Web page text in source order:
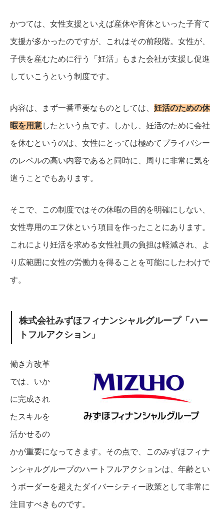
かつては、女性支援といえば産休や育休といった子育て
支援が多かったのですが、これはその前段階。 女性が、
子供を産むために行う「妊活」もまた会社が支援し促進
していこうという制度です。
内容は、まず一番重要なものとしては、 妊活のための休
暇を用意したという点です。 しかし、妊活のために会社
を休むというのは、女性にとっては極めてプライバシー
のレベルの高い内容であると同時に、周りに非常に気を
遣うことでもあります。
そこで、この制度ではその休暇の目的を明確にしない、
女性専用のエフ休という項目を作ったことにあります。
これにより妊活を求める女性社員の負担は軽減され、よ
り広範囲に女性の労働力を得ることを可能にしたわけで
す。
株式会社みずほフィナンシャルグループ「ハー
トフルアクション」
働き方改革
では、いか
に完成され
たスキルを
活かせるの
かが重要になってきます。 その点で、このみずほフィナ
ンシャルグループのハートフルアクションは、年齢とい
うボーダーを超えたダイバーシティー政策として非常に
注目すべきものです。